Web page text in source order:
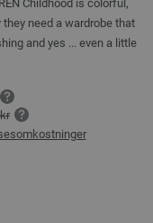
Childhood is colorful,
need a wardrobe that
and yes ... even a little